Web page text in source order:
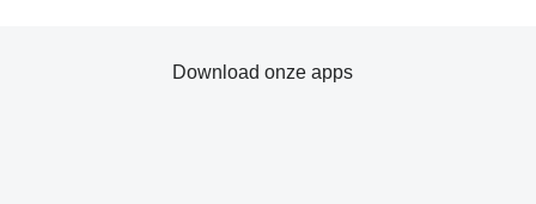
Download onze apps